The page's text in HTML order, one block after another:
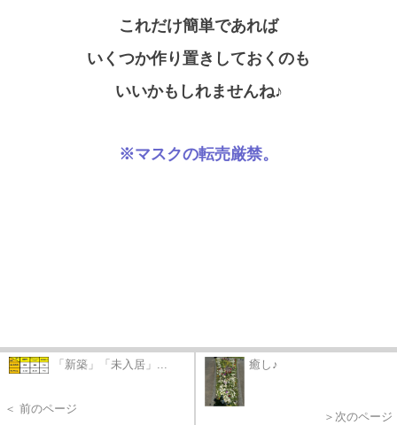
これだけ簡単であれば
いくつか作り置きしておくのも
いいかもしれませんね♪
※マスクの転売厳禁。
「新築」「未入居」...
＜ 前のページ
癒し♪
＞次のページ